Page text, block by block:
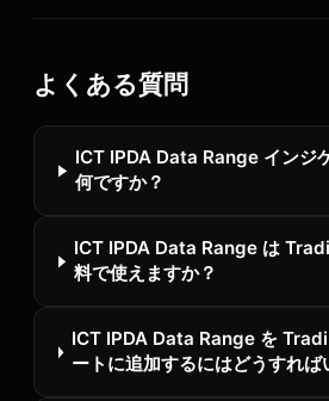
よくある質問
ICT IPDA Data Range インジ
何ですか？
ICT IPDA Data Range は
料で使えますか？
ICT IPDA Data Range を
ートに追加するにはどうすれば